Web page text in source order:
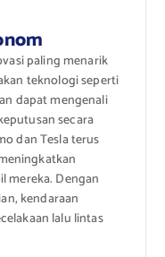
paling menarik
teknologi seperti
dapat mengenali
secara
dan Tesla terus
mereka. Dengan
kendaraan
lalu lintas